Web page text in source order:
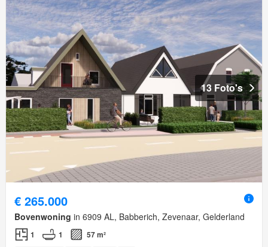
13 Foto's
€ 265.000
Bovenwoning in 6909 AL, Babberich, Zevenaar, Gelderland
1 1 57 m²